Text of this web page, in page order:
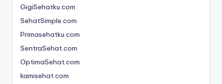
C
e
ri
a
GigiSehatku.com
SehatSimple.com
Primasehatku.com
SentraSehat.com
OptimaSehat.com
kamisehat.com